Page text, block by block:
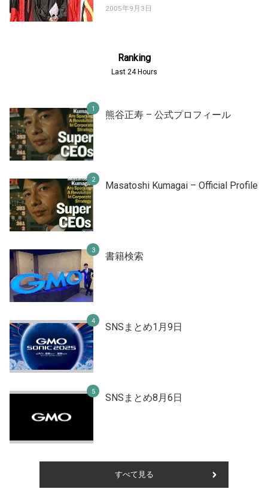
2005年9月3日
Ranking
Last 24 Hours
熊谷正寿 – 公式プロフィール
Masatoshi Kumagai – Official Profile
書籍検索
SNSまとめ1月9日
SNSまとめ8月6日
すべて見る